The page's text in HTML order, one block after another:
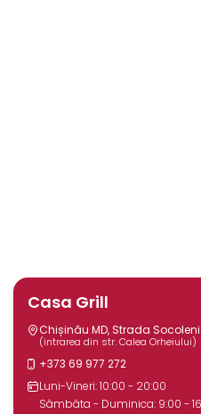
Casa Grill
Chișinău MD, Strada Socoleni
(intrarea din str. Calea Orheiului)
+373 69 977 272
Luni-Vineri: 10:00 - 20:00
Sâmbăta - Duminica: 9:00 -